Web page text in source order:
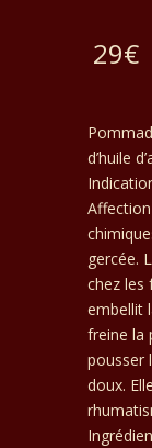
29€
d’huile
gercée.
chez les
embellit
freine la
pousser
doux.